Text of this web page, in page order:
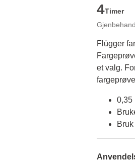
4Timer
Flügger
et valg.
fargeprøve
0,35